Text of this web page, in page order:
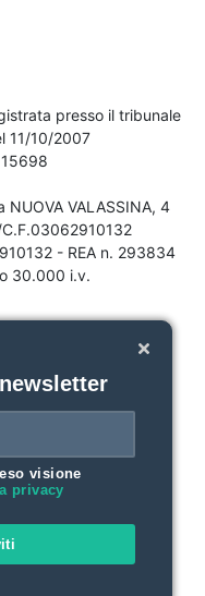
presso il tribunale
11/10/2007
NUOVA VALASSINA, 4
- REA n. 293834
30.000 i.v.
visione
privacy
alla privacy